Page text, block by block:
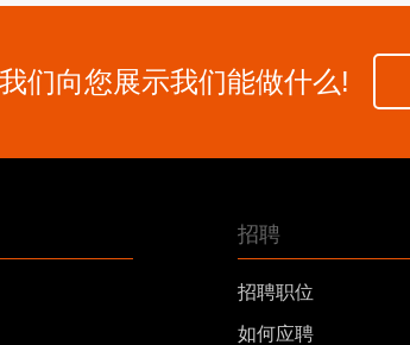
们向您展示我们能做什么!
招聘
招聘职位
如何应聘